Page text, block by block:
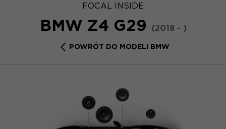
FOCAL INSIDE
BMW Z4 G29 (2018 - )
POWRÓT DO MODELI BMW